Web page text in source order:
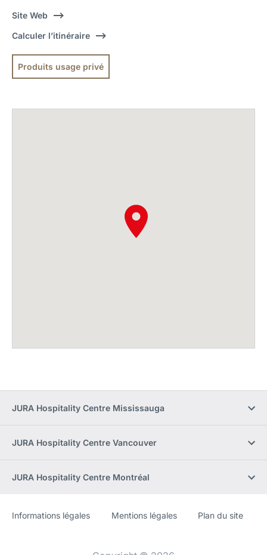
Site Web
Calculer l’itinéraire
Produits usage privé
JURA Hospitality Centre Mississauga
JURA Hospitality Centre Vancouver
JURA Hospitality Centre Montréal
Site
[Website
Informations légales Mentions légales Plan du site